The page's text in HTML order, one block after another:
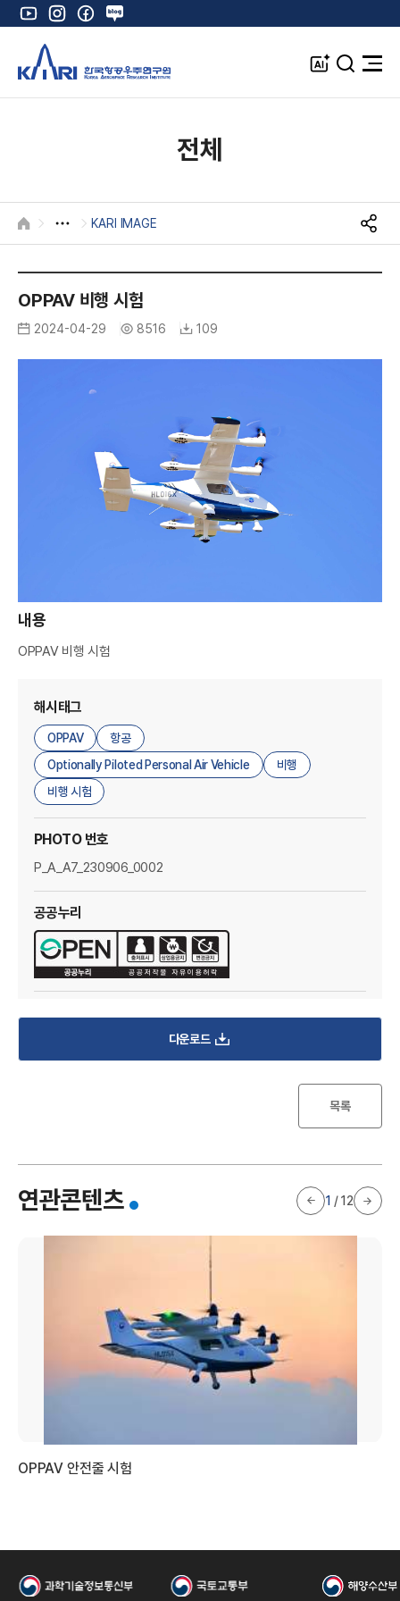
유
튜
인
스
타
그
램
페
이
북
네
이
블
로
K
A
R
I
한
국
항
A
검
전
전체
HOME KARI IMAGE
S
N
A
R
I
OPPAV 비행 시험
2024-04-29 8516 109
내용
OPPAV 비행 시험
해시태그
OPPAV
항공
Optionally Piloted Personal Air Vehicle
비행
비행 시험
PHOTO 번호
P_A_A7_230906_0002
공공누리
다운로드
목록
연관콘텐츠
OPPAV 안전줄 시험
1 /12